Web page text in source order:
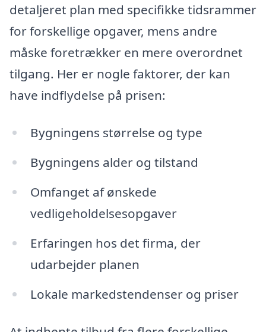
detaljeret plan med specifikke tidsrammer
for forskellige opgaver, mens andre
måske foretrækker en mere overordnet
tilgang. Her er nogle faktorer, der kan
have indflydelse på prisen:
Bygningens størrelse og type
Bygningens alder og tilstand
Omfanget af ønskede
vedligeholdelsesopgaver
Erfaringen hos det firma, der
udarbejder planen
Lokale markedstendenser og priser